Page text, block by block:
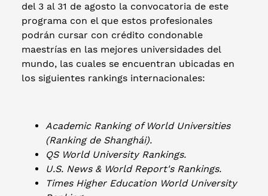
del 3 al 31 de agosto la convocatoria de este
programa con el que estos profesionales
podrán cursar con crédito condonable
maestrías en las mejores universidades del
mundo, las cuales se encuentran ubicadas en
los siguientes rankings internacionales:
Academic Ranking of World Universities
(Ranking de Shanghái).
QS World University Rankings.
U.S. News & World Report's Rankings.
Times Higher Education World University